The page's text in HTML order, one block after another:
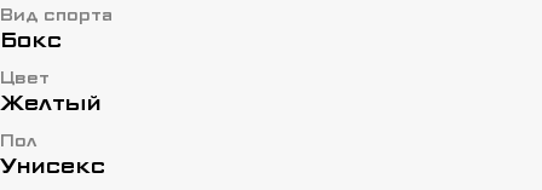
Вид спорта
Бокс
Цвет
Желтый
Пол
Унисекс